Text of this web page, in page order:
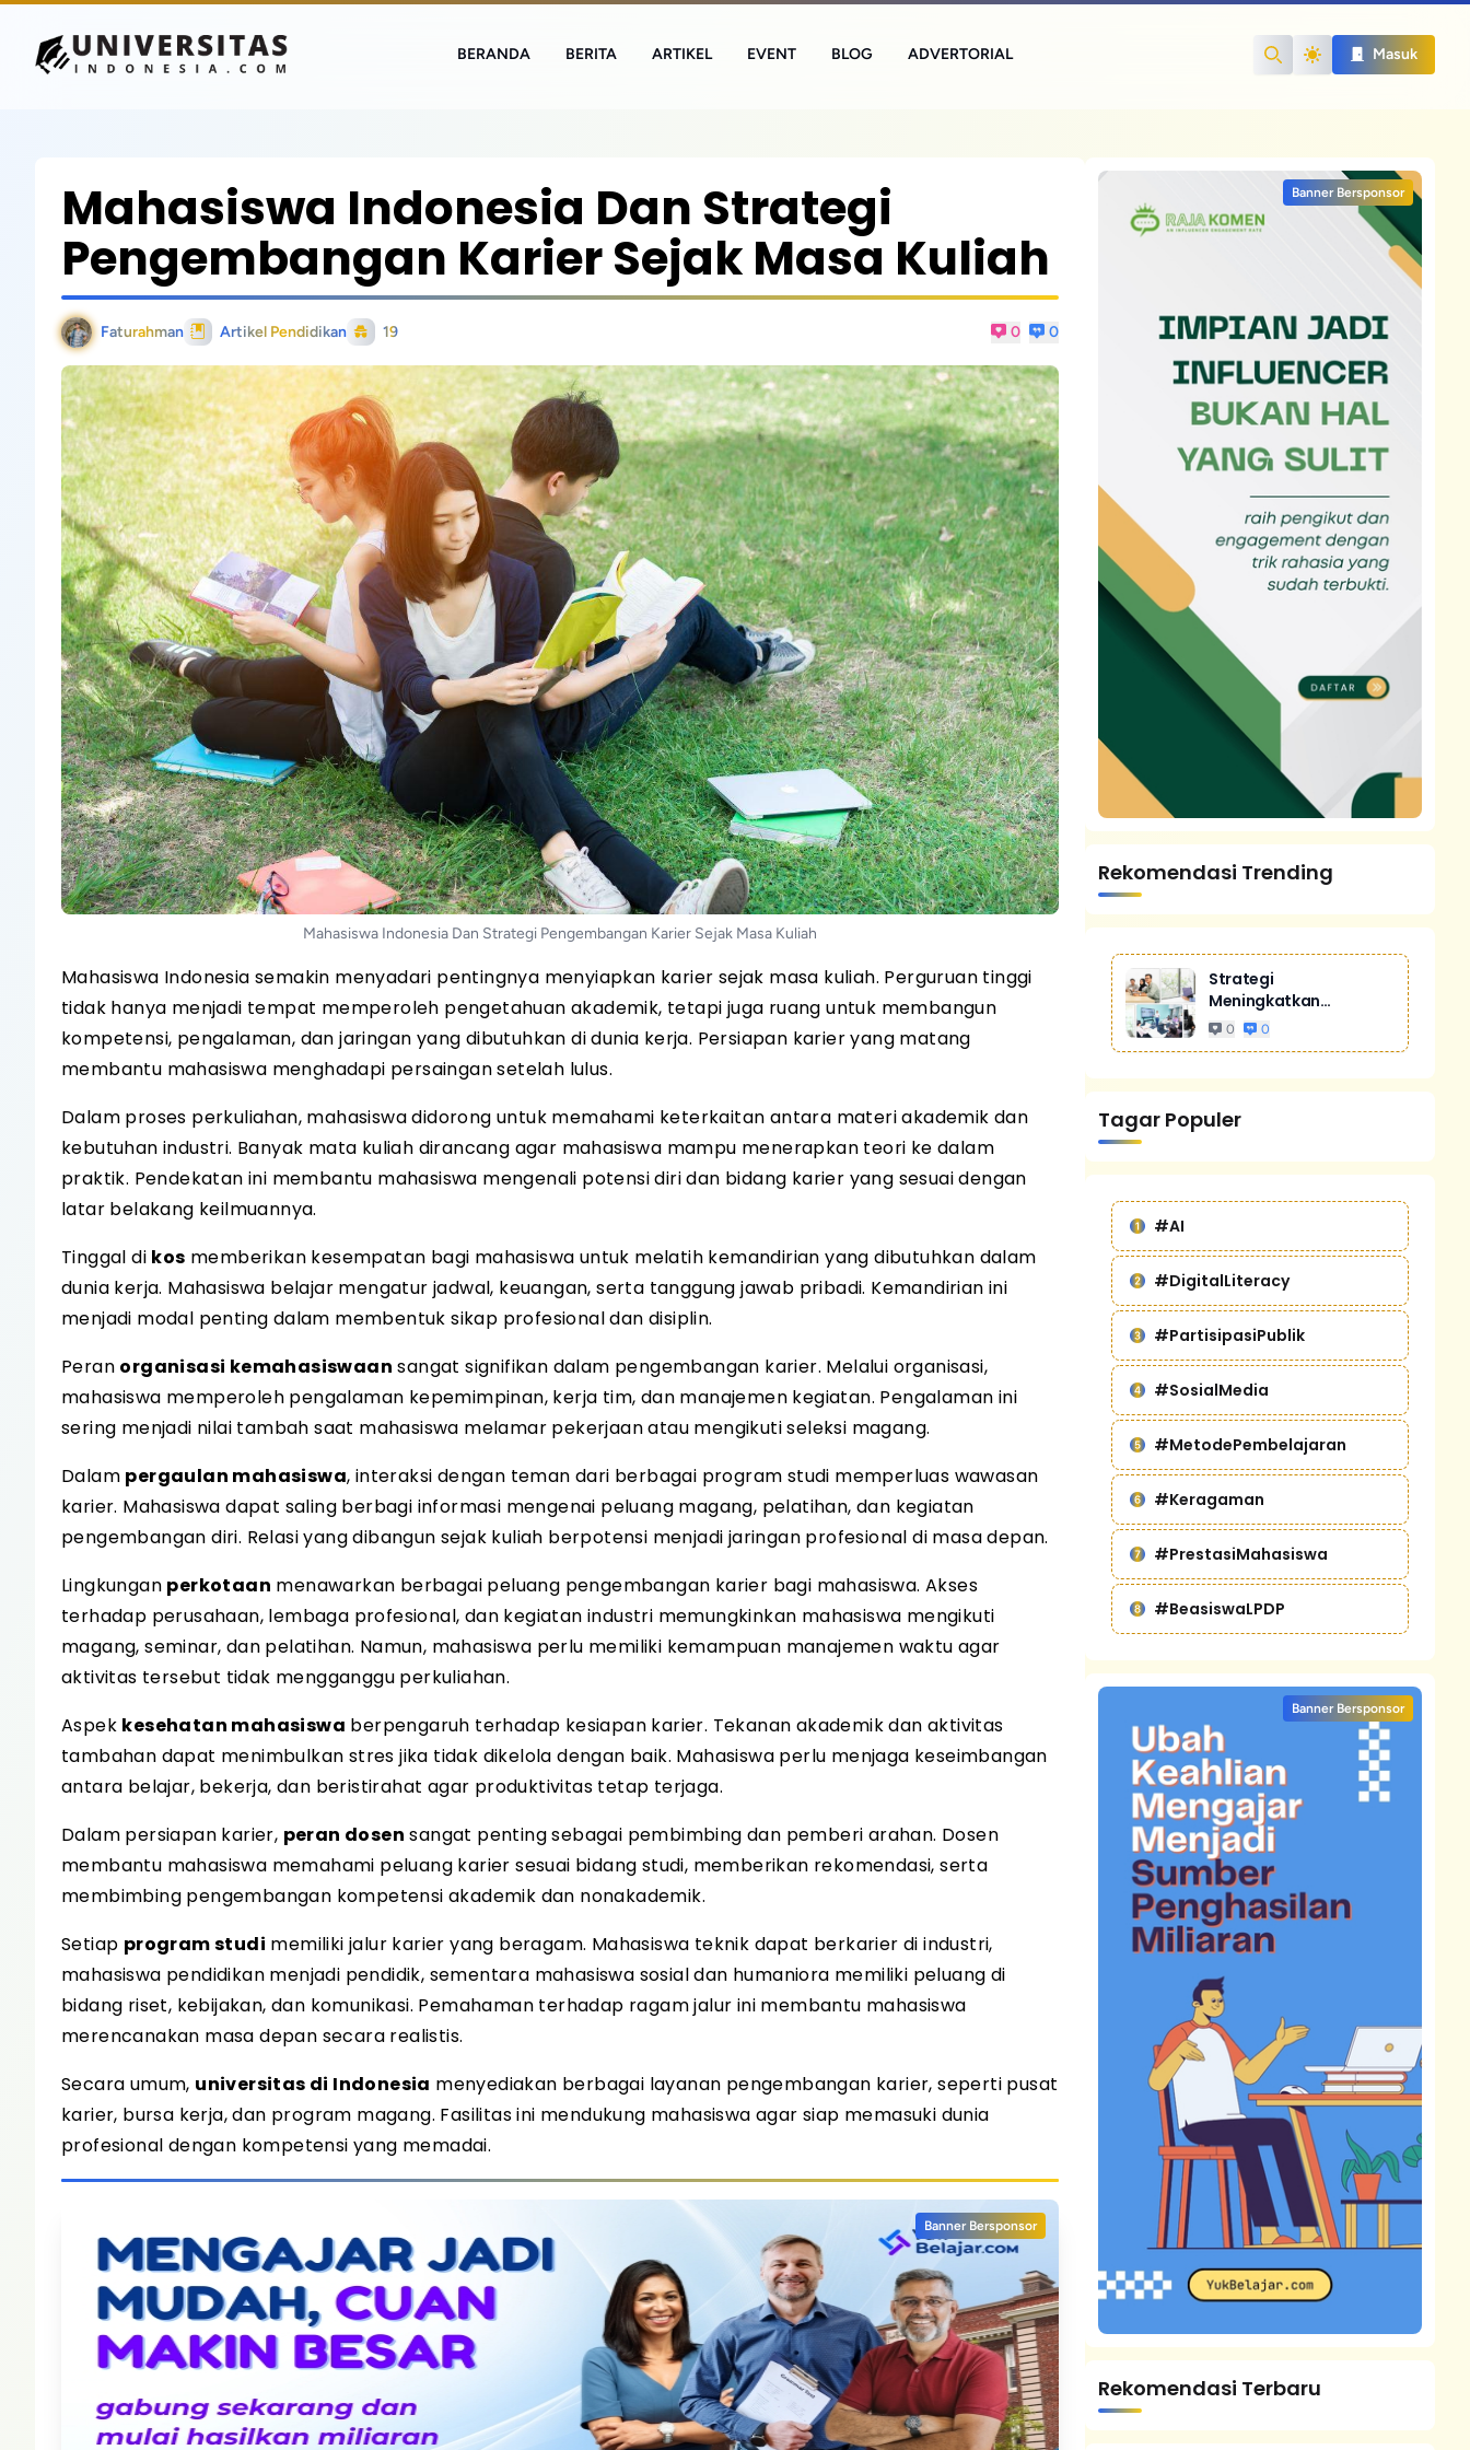
Search
Masuk
BERANDA BERITA ARTIKEL EVENT BLOG ADVERTORIAL
Mahasiswa Indonesia Dan Strategi
Pengembangan Karier Sejak Masa Kuliah
Faturahman Artikel Pendidikan 19 0 0
Mahasiswa Indonesia Dan Strategi Pengembangan Karier Sejak Masa Kuliah
Mahasiswa Indonesia semakin menyadari pentingnya menyiapkan karier sejak masa kuliah. Perguruan tinggi
tidak hanya menjadi tempat memperoleh pengetahuan akademik, tetapi juga ruang untuk membangun
kompetensi, pengalaman, dan jaringan yang dibutuhkan di dunia kerja. Persiapan karier yang matang
membantu mahasiswa menghadapi persaingan setelah lulus.
Dalam proses perkuliahan, mahasiswa didorong untuk memahami keterkaitan antara materi akademik dan
kebutuhan industri. Banyak mata kuliah dirancang agar mahasiswa mampu menerapkan teori ke dalam
praktik. Pendekatan ini membantu mahasiswa mengenali potensi diri dan bidang karier yang sesuai dengan
latar belakang keilmuannya.
Tinggal di kos memberikan kesempatan bagi mahasiswa untuk melatih kemandirian yang dibutuhkan dalam
dunia kerja. Mahasiswa belajar mengatur jadwal, keuangan, serta tanggung jawab pribadi. Kemandirian ini
menjadi modal penting dalam membentuk sikap profesional dan disiplin.
Peran organisasi kemahasiswaan sangat signifikan dalam pengembangan karier. Melalui organisasi,
mahasiswa memperoleh pengalaman kepemimpinan, kerja tim, dan manajemen kegiatan. Pengalaman ini
sering menjadi nilai tambah saat mahasiswa melamar pekerjaan atau mengikuti seleksi magang.
Dalam pergaulan mahasiswa, interaksi dengan teman dari berbagai program studi memperluas wawasan
karier. Mahasiswa dapat saling berbagi informasi mengenai peluang magang, pelatihan, dan kegiatan
pengembangan diri. Relasi yang dibangun sejak kuliah berpotensi menjadi jaringan profesional di masa depan.
Lingkungan perkotaan menawarkan berbagai peluang pengembangan karier bagi mahasiswa. Akses
terhadap perusahaan, lembaga profesional, dan kegiatan industri memungkinkan mahasiswa mengikuti
magang, seminar, dan pelatihan. Namun, mahasiswa perlu memiliki kemampuan manajemen waktu agar
aktivitas tersebut tidak mengganggu perkuliahan.
Aspek kesehatan mahasiswa berpengaruh terhadap kesiapan karier. Tekanan akademik dan aktivitas
tambahan dapat menimbulkan stres jika tidak dikelola dengan baik. Mahasiswa perlu menjaga keseimbangan
antara belajar, bekerja, dan beristirahat agar produktivitas tetap terjaga.
Dalam persiapan karier, peran dosen sangat penting sebagai pembimbing dan pemberi arahan. Dosen
membantu mahasiswa memahami peluang karier sesuai bidang studi, memberikan rekomendasi, serta
membimbing pengembangan kompetensi akademik dan nonakademik.
Setiap program studi memiliki jalur karier yang beragam. Mahasiswa teknik dapat berkarier di industri,
mahasiswa pendidikan menjadi pendidik, sementara mahasiswa sosial dan humaniora memiliki peluang di
bidang riset, kebijakan, dan komunikasi. Pemahaman terhadap ragam jalur ini membantu mahasiswa
merencanakan masa depan secara realistis.
Secara umum, universitas di Indonesia menyediakan berbagai layanan pengembangan karier, seperti pusat
karier, bursa kerja, dan program magang. Fasilitas ini mendukung mahasiswa agar siap memasuki dunia
profesional dengan kompetensi yang memadai.
Banner Bersponsor
Banner Bersponsor
Rekomendasi Trending
Strategi
Meningkatkan
Penjualan Melalui
0 0
Tagar Populer
#AI
#DigitalLiteracy
#PartisipasiPublik
#SosialMedia
#MetodePembelajaran
#Keragaman
#PrestasiMahasiswa
#BeasiswaLPDP
Banner Bersponsor
Rekomendasi Terbaru